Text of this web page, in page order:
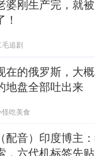
婆刚生产完，就
！
毛追剧
在的俄罗斯，大
地盘全部吐出来
怪吃美食
（配音）印度博主
，六代机标签先